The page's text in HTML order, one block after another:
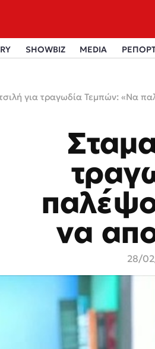
SHOWBIZ MEDIA
για τραγωδία Τεμπών: «Να
να
28/